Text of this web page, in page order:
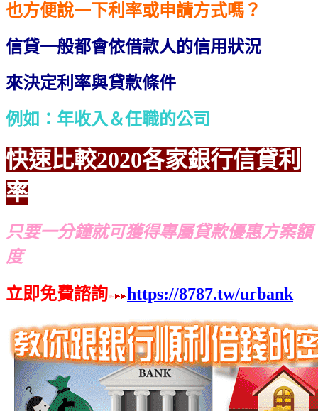
也方便說一下利率或申請方式嗎？
信貸一般都會依借款人的信用狀況
來決定利率與貸款條件
例如：年收入＆任職的公司
快速比較2020各家銀行信貸利
率
只要一分鐘就可獲得專屬貸款優惠方案額
度
立即免費諮詢
https://8787.tw/urbank